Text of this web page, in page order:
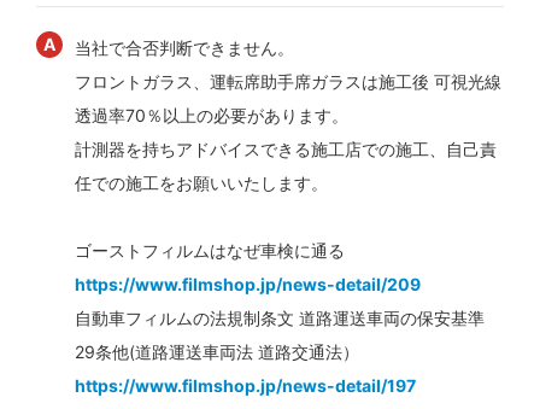
当社で合否判断できません。
フロントガラス、運転席助手席ガラスは施工後 可視光線
透過率70％以上の必要があります。
計測器を持ちアドバイスできる施工店での施工、自己責
任での施工をお願いいたします。
ゴーストフィルムはなぜ車検に通る
https://www.filmshop.jp/news-detail/209
自動車フィルムの法規制条文 道路運送車両の保安基準
29条他(道路運送車両法 道路交通法）
https://www.filmshop.jp/news-detail/197